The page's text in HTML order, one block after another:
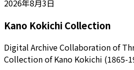
2026年8月3日
Kano Kokichi Collection
Digital Archive Collaboration of
Collection of Kano Kokichi (1865-